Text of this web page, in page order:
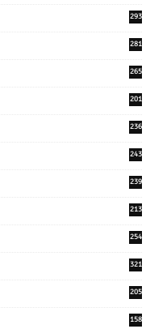
293
281
265
201
236
243
239
213
254
321
205
158